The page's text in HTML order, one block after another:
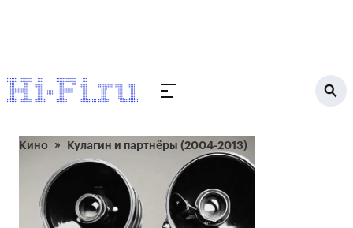
Кино Кулагин и партнёры (2004-2013)